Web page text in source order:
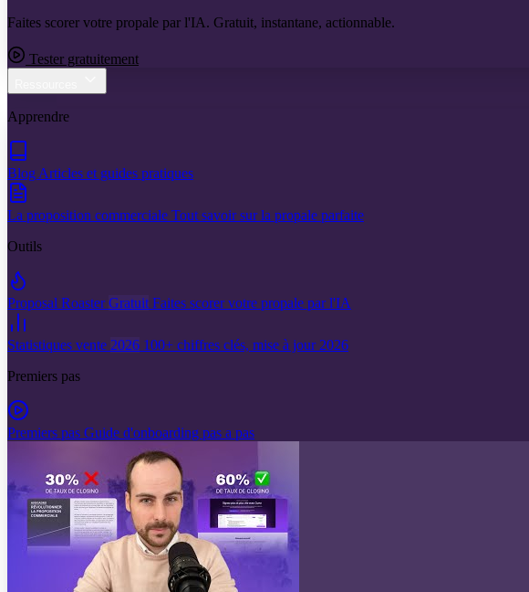
Faites scorer votre propale par l'IA. Gratuit, instantane, actionnable.
Tester gratuitement
Apprendre
Blog Articles et guides pratiques
La proposition commerciale Tout savoir sur la propale parfaite
Outils
Proposal RoasterGratuit Faites scorer votre propale par l'IA
Statistiques vente 2026 100+ chiffres clés, mise à jour 2026
Premiers pas
Premiers pas Guide d'onboarding pas a pas